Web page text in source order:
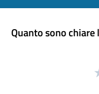
Quanto sono